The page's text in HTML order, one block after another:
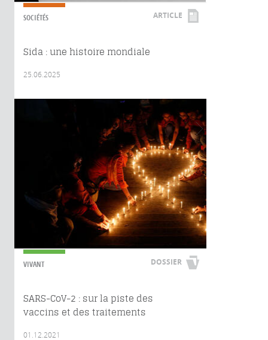
SOCIÉTÉS ARTICLE
Sida : une histoire mondiale
25.06.2025
VIVANT DOSSIER
SARS-CoV-2 : sur la piste des
vaccins et des traitements
01.12.2021